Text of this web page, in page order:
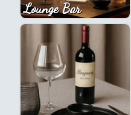
Lounge Bar